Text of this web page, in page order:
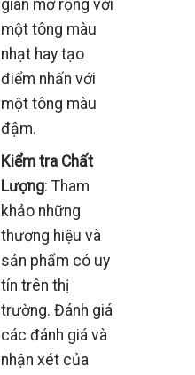
gian mở rộng với
một tông màu
nhạt hay tạo
điểm nhấn với
một tông màu
đậm.
Kiểm tra Chất
Lượng: Tham
khảo những
thương hiệu và
sản phẩm có uy
tín trên thị
trường. Đánh giá
các đánh giá và
nhận xét của